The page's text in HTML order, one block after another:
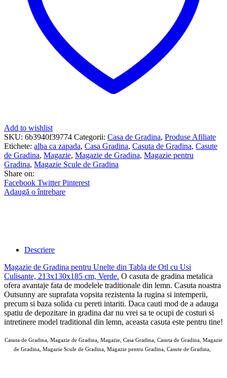
Add to wishlist
SKU: 6b3940f39774 Categorii: Casa de Gradina, Produse Afiliate
Etichete: alba ca zapada, Casa Gradina, Casuta de Gradina, Casute
de Gradina, Magazie, Magazie de Gradina, Magazie pentru
Gradina, Magazie Scule de Gradina
Share on:
Facebook Twitter Pinterest
Adaugă o întrebare
Descriere
Magazie de Gradina pentru Unelte din Tabla de Otl cu Usi
Culisante, 213x130x185 cm, Verde. O casuta de gradina metalica
ofera avantaje fata de modelele traditionale din lemn. Casuta noastra
Outsunny are suprafata vopsita rezistenta la rugina si intemperii,
precum si baza solida cu pereti intariti. Daca cauti mod de a adauga
spatiu de depozitare in gradina dar nu vrei sa te ocupi de costuri si
intretinere model traditional din lemn, aceasta casuta este pentru tine!
Casuta de Gradina, Magazie de Gradina, Magazie, Casa Gradina, Casuta de Gradina, Magazie
de Gradina, Magazie Scule de Gradina, Magazie pentru Gradina, Casute de Gradina,